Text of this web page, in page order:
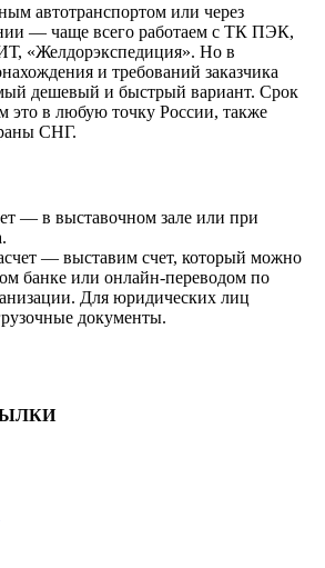
автотранспортом или через
— чаще всего работаем с ТК ПЭК,
«Желдорэкспедиция». Но в
и требований заказчика
дешевый и быстрый вариант. Срок
это в любую точку России, также
СНГ.
— в выставочном зале или при
— выставим счет, который можно
банке или онлайн-переводом по
Для юридических лиц
документы.